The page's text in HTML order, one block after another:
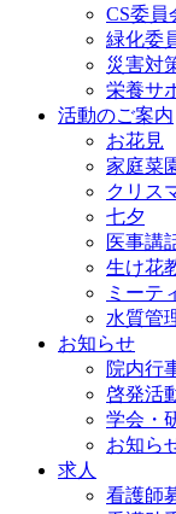
CS委員
緑化委
災害対
栄養サ
活動のご案内
お花見
家庭菜
クリス
七夕
医事講
生け花
ミーテ
水質管
お知らせ
院内行
啓発活
学会・
お知ら
求人
看護師